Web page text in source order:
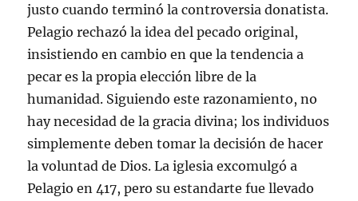
justo cuando terminó la controversia donatista.
Pelagio rechazó la idea del pecado original,
insistiendo en cambio en que la tendencia a
pecar es la propia elección libre de la
humanidad. Siguiendo este razonamiento, no
hay necesidad de la gracia divina; los individuos
simplemente deben tomar la decisión de hacer
la voluntad de Dios. La iglesia excomulgó a
Pelagio en 417, pero su estandarte fue llevado